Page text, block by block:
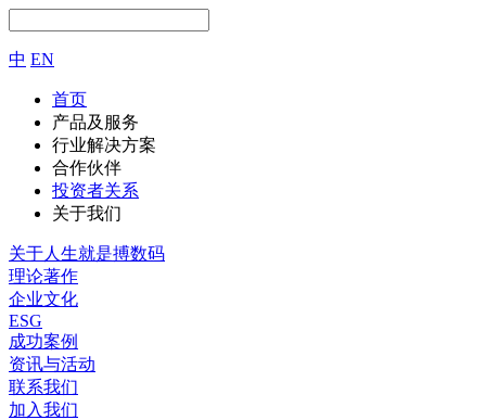
中 EN
首页
产品及服务
行业解决方案
合作伙伴
投资者关系
关于我们
关于人生就是搏数码
理论著作
企业文化
ESG
成功案例
资讯与活动
联系我们
加入我们